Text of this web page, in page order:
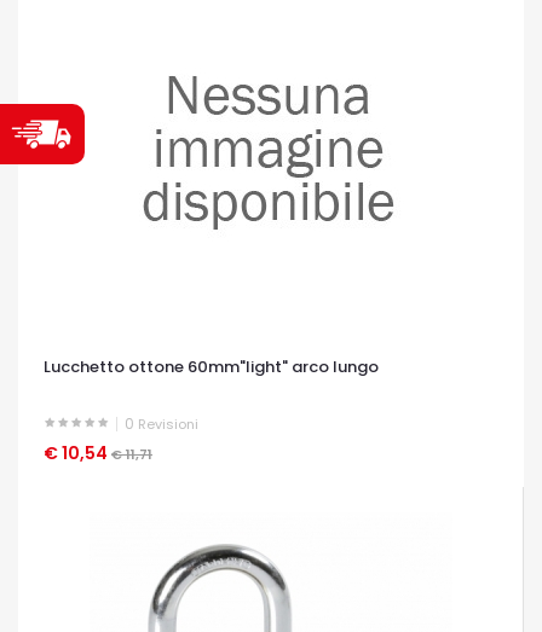
Lucchetto ottone 60mm"light" arco lungo
0 Revisioni
€ 10,54 € 11,71
OCCHIATA VELOCE